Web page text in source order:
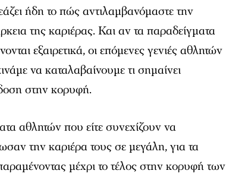
ήδη το πώς αντιλαμβανόμαστε την
της καριέρας. Και αν τα παραδείγματα
εξαιρετικά, οι επόμενες γενιές αθλητών
να καταλαβαίνουμε τι σημαίνει
στην κορυφή.
αθλητών που είτε συνεχίζουν να
την καριέρα τους σε μεγάλη, για τα
μέχρι το τέλος στην κορυφή των